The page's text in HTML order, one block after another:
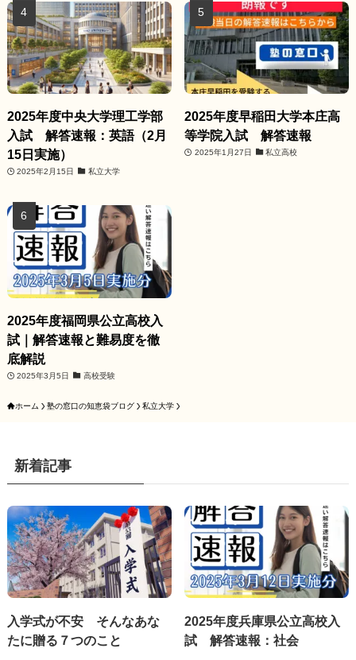
2025年度中央大学理工学部
入試 解答速報：英語（2月
15日実施）
2025年2月15日 私立大学
2025年度早稲田大学本庄高
等学院入試 解答速報
2025年1月27日 私立高校
2025年度福岡県公立高校入
試｜解答速報と難易度を徹
底解説
2025年3月5日 高校受験
ホーム 塾の窓口の知恵袋ブログ 私立大学
新着記事
入学式が不安 そんなあな
たに贈る７つのこと
2025年度兵庫県公立高校入
試 解答速報：社会